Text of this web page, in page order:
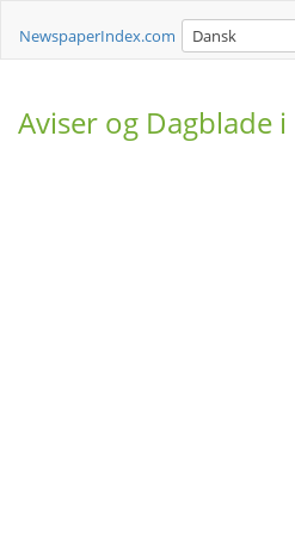
NewspaperIndex.com Dansk
Aviser og Dagblade i